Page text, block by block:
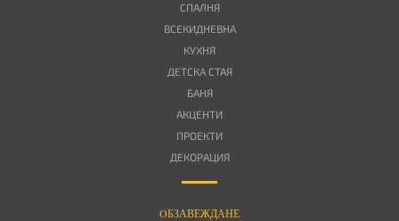
СПАЛНЯ
ВСЕКИДНЕВНА
КУХНЯ
ДЕТСКА СТАЯ
БАНЯ
АКЦЕНТИ
ПРОЕКТИ
ДЕКОРАЦИЯ
OБЗАВЕЖДАНЕ